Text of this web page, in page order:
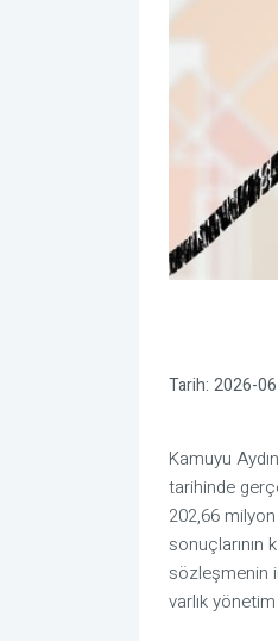
Tarih: 2026-
Kamuyu
tarihinde
202,66
sonuçlarının
sözleşmenin
varlık